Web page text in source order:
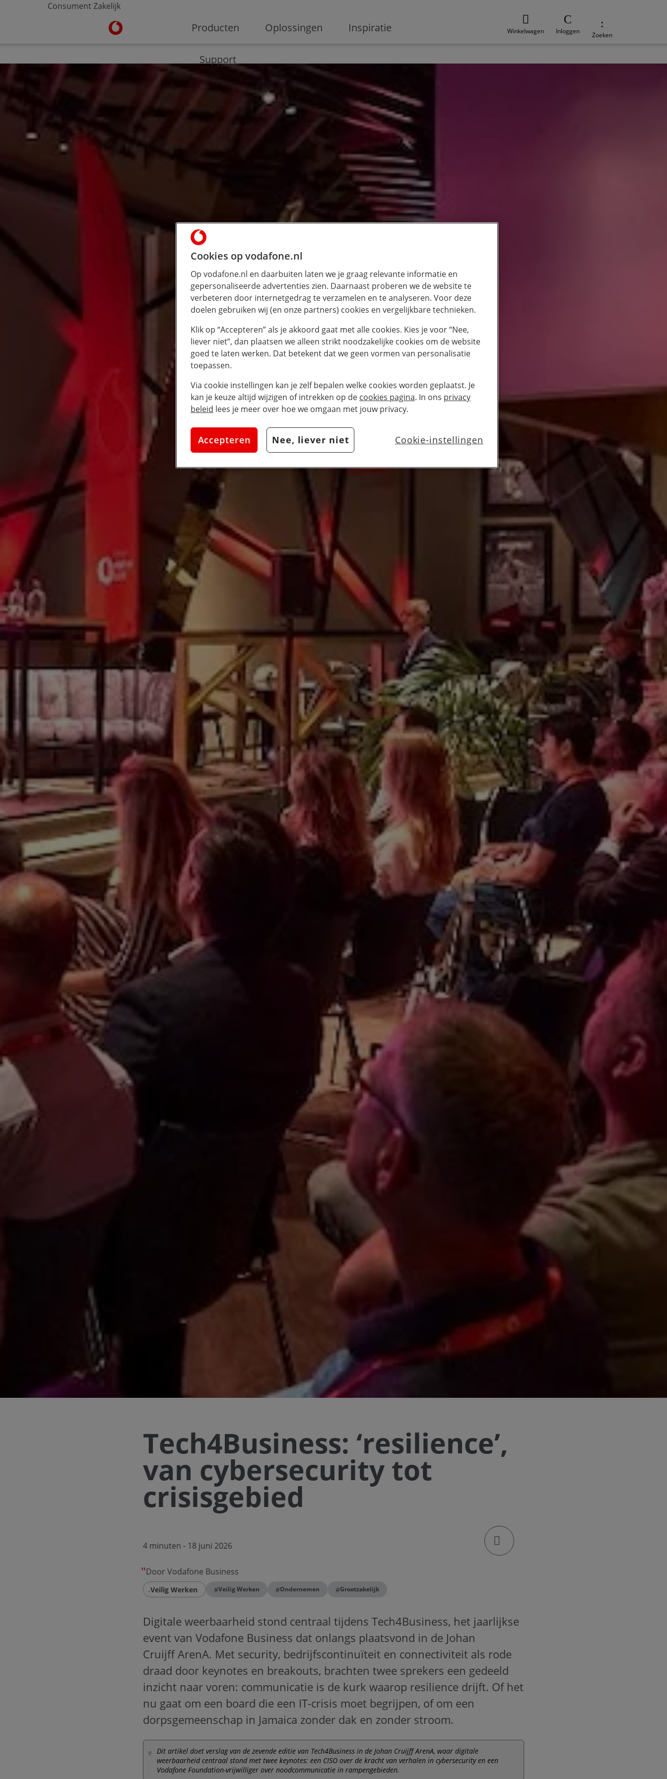
Consument Zakelijk
Ga naar de Vodafone homepage
Producten Oplossingen Inspiratie
Support
Winkelwagen Inloggen Zoeken
Tech4Business: ‘resilience’,
van cybersecurity tot
crisisgebied
4 minuten - 18 juni 2026
klik om de deellinks te openen
Door Vodafone Business
Veilig Werken #Veilig Werken #Ondernemen #Grootzakelijk
Digitale weerbaarheid stond centraal tijdens Tech4Business, het jaarlijkse
event van Vodafone Business dat onlangs plaatsvond in de Johan
Cruijff ArenA. Met security, bedrijfscontinuïteit en connectiviteit als rode
draad door keynotes en breakouts, brachten twee sprekers een gedeeld
inzicht naar voren: communicatie is de kurk waarop resilience drijft. Of het
nu gaat om een board die een IT-crisis moet begrijpen, of om een
dorpsgemeenschap in Jamaica zonder dak en zonder stroom.
Dit artikel doet verslag van de zevende editie van Tech4Business in de Johan Cruijff ArenA, waar digitale
weerbaarheid centraal stond met twee keynotes: een CISO over de kracht van verhalen in cybersecurity en een
Vodafone Foundation-vrijwilliger over noodcommunicatie in rampengebieden.
Cookies op vodafone.nl
Op vodafone.nl en daarbuiten laten we je graag relevante informatie en
gepersonaliseerde advertenties zien. Daarnaast proberen we de website te
verbeteren door internetgedrag te verzamelen en te analyseren. Voor deze
doelen gebruiken wij (en onze partners) cookies en vergelijkbare technieken.
Klik op “Accepteren” als je akkoord gaat met alle cookies. Kies je voor “Nee,
liever niet”, dan plaatsen we alleen strikt noodzakelijke cookies om de website
goed te laten werken. Dat betekent dat we geen vormen van personalisatie
toepassen.
Via cookie instellingen kan je zelf bepalen welke cookies worden geplaatst. Je
kan je keuze altijd wijzigen of intrekken op de cookies pagina. In ons privacy
beleid lees je meer over hoe we omgaan met jouw privacy.
Accepteren Nee, liever niet Cookie-instellingen